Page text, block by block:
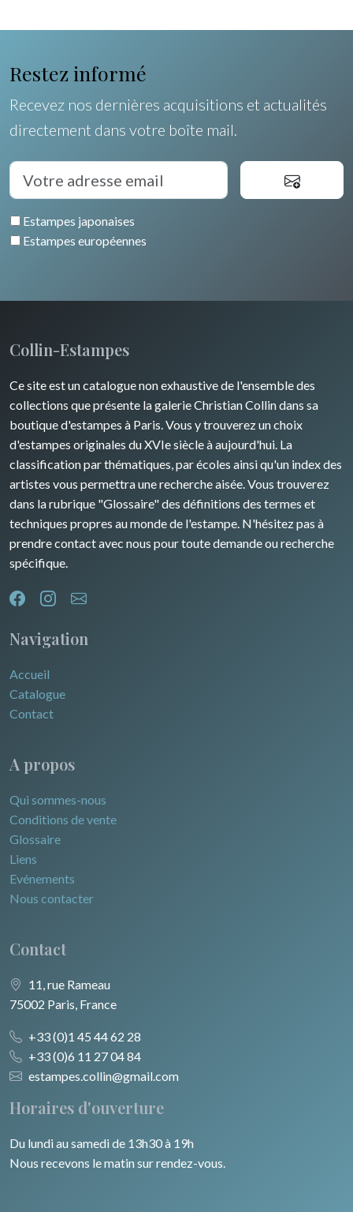
Restez informé
Recevez nos dernières acquisitions et actualités
directement dans votre boîte mail.
Estampes japonaises
Estampes européennes
Collin-Estampes
Ce site est un catalogue non exhaustive de l'ensemble des
collections que présente la galerie Christian Collin dans sa
boutique d'estampes à Paris. Vous y trouverez un choix
d'estampes originales du XVIe siècle à aujourd'hui. La
classification par thématiques, par écoles ainsi qu'un index des
artistes vous permettra une recherche aisée. Vous trouverez
dans la rubrique "Glossaire" des définitions des termes et
techniques propres au monde de l'estampe. N'hésitez pas à
prendre contact avec nous pour toute demande ou recherche
spécifique.
Navigation
Accueil
Catalogue
Contact
A propos
Qui sommes-nous
Conditions de vente
Glossaire
Liens
Evénements
Nous contacter
Contact
11, rue Rameau
75002 Paris, France
+33 (0)1 45 44 62 28
+33 (0)6 11 27 04 84
estampes.collin@gmail.com
Horaires d'ouverture
Du lundi au samedi de 13h30 à 19h
Nous recevons le matin sur rendez-vous.